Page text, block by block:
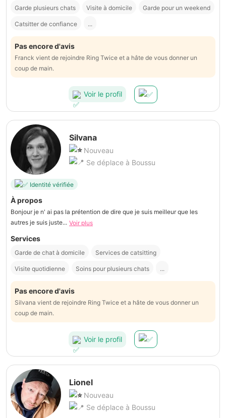
Garde plusieurs chats Visite à domicile Garde pour un weekend
Catsitter de confiance ...
Pas encore d'avis
Franck vient de rejoindre Ring Twice et a hâte de vous donner un
coup de main.
Voir le profil
Silvana
Nouveau
Se déplace à Boussu
Identité vérifiée
À propos
Bonjour je n' ai pas la prétention de dire que je suis meilleur que les
autres je suis juste... Voir plus
Services
Garde de chat à domicile Services de catsitting
Visite quotidienne Soins pour plusieurs chats ...
Pas encore d'avis
Silvana vient de rejoindre Ring Twice et a hâte de vous donner un
coup de main.
Voir le profil
Lionel
Nouveau
Se déplace à Boussu